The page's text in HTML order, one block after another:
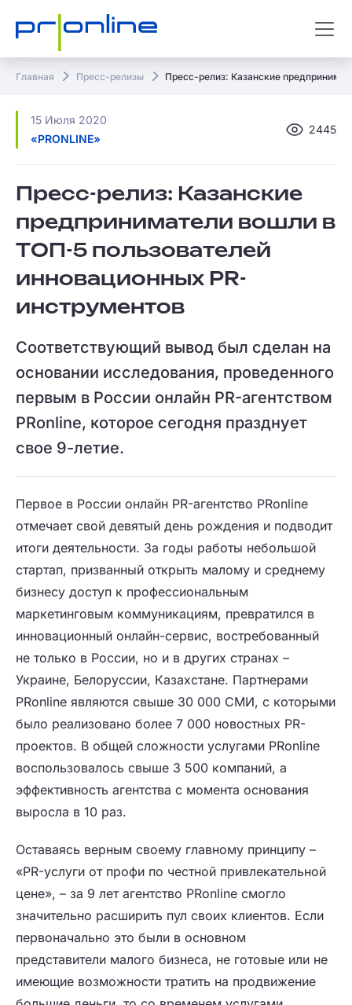
Главная Пресс-релизы Пресс-релиз: Казанские
15 Июля 2020
«PRONLINE»
2445
Пресс-релиз: Казанские
предприниматели вошли в
ТОП-5 пользователей
инновационных PR-
инструментов
Соответствующий вывод был сделан на
основании исследования, проведенного
первым в России онлайн PR-агентством
PRonline, которое сегодня празднует
свое 9-летие.
Первое в России онлайн PR-агентство PRonline
отмечает свой девятый день рождения и подводит
итоги деятельности. За годы работы небольшой
стартап, призванный открыть малому и среднему
бизнесу доступ к профессиональным
маркетинговым коммуникациям, превратился в
инновационный онлайн-сервис, востребованный
не только в России, но и в других странах –
Украине, Белоруссии, Казахстане. Партнерами
PRonline являются свыше 30 000 СМИ, с которыми
было реализовано более 7 000 новостных PR-
проектов. В общей сложности услугами PRonline
воспользовалось свыше 3 500 компаний, а
эффективность агентства с момента основания
выросла в 10 раз.
Оставаясь верным своему главному принципу –
«PR-услуги от профи по честной привлекательной
цене», – за 9 лет агентство PRonline смогло
значительно расширить пул своих клиентов. Если
первоначально это были в основном
представители малого бизнеса, не готовые или не
имеющие возможности тратить на продвижение